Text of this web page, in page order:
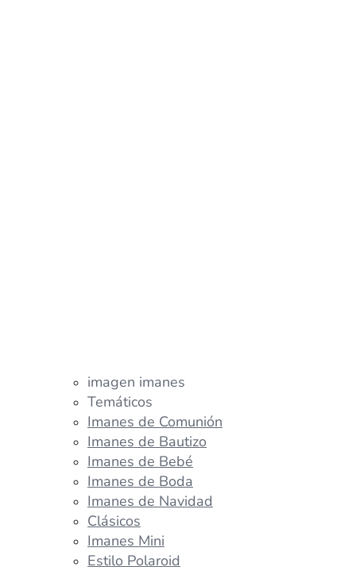
imagen imanes
Temáticos
Imanes de Comunión
Imanes de Bautizo
Imanes de Bebé
Imanes de Boda
Imanes de Navidad
Clásicos
Imanes Mini
Estilo Polaroid